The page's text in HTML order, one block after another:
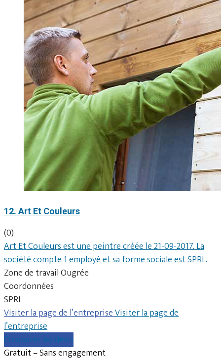
12. Art Et Couleurs
(0)
Art Et Couleurs est une peintre créée le 21-09-2017. La
société compte 1 employé et sa forme sociale est SPRL.
Zone de travail Ougrée
Coordonnées
SPRL
Visiter la page de l’entrepriseVisiter la page de
l’entreprise
Comparer les devis
Gratuit – Sans engagement